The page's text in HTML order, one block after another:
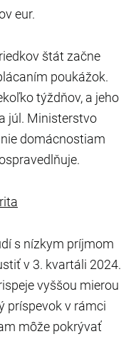
eur.
štát začne
poukážok.
týždňov, a jeho
júl . Ministerstvo
domácnostiam
s nízkym príjmom
v 3. kvartáli 2024.
vyššou mierou
príspevok v rámci
môže pokrývať